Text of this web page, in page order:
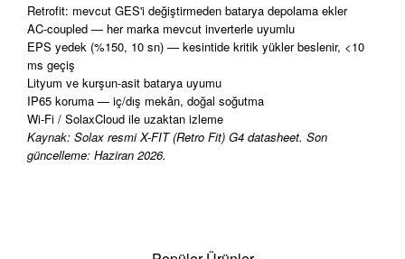
Retrofit: mevcut GES'i değiştirmeden batarya depolama ekler
AC-coupled — her marka mevcut inverterle uyumlu
EPS yedek (%150, 10 sn) — kesintide kritik yükler beslenir, <10
ms geçiş
Lityum ve kurşun-asit batarya uyumu
IP65 koruma — iç/dış mekân, doğal soğutma
Wi-Fi / SolaxCloud ile uzaktan izleme
Kaynak: Solax resmi X-FIT (Retro Fit) G4 datasheet. Son
güncelleme: Haziran 2026.